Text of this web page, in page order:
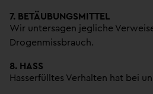
7. BETÄUBUNGSMITTEL
Wir untersagen jegliche
Drogenmissbrauch.
8. HASS
Hasserfülltes Verhalten hat bei